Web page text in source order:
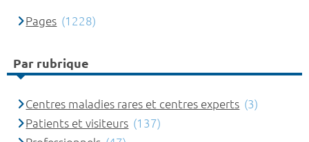
Pages (1228)
Par rubrique
Centres maladies rares et centres experts (3)
Patients et visiteurs (137)